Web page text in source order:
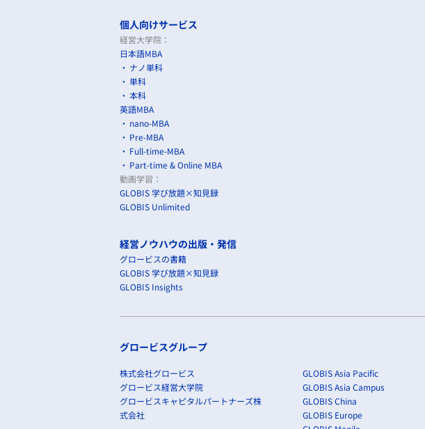
個人向けサービス
経営大学院：
日本語MBA
ナノ単科
単科
本科
英語MBA
nano-MBA
Pre-MBA
Full-time-MBA
Part-time & Online MBA
動画学習：
GLOBIS 学び放題×知見録
GLOBIS Unlimited
経営ノウハウの出版・発信
グロービスの書籍
GLOBIS 学び放題×知見録
GLOBIS Insights
グロービスグループ
株式会社グロービス
グロービス経営大学院
グロービスキャピタルパートナーズ株
式会社
GLOBIS Asia Pacific
GLOBIS Asia Campus
GLOBIS China
GLOBIS Europe